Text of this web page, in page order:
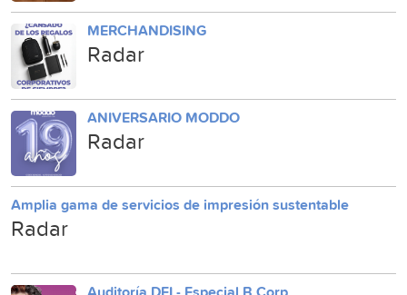
MERCHANDISING
Radar
ANIVERSARIO MODDO
Radar
Amplia gama de servicios de impresión sustentable
Radar